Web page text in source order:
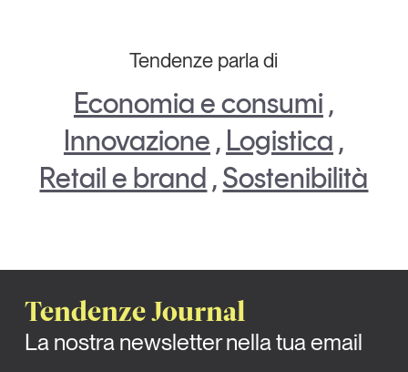
Tendenze parla di
Economia e consumi ,
Innovazione , Logistica ,
Retail e brand ,Sostenibilità
Tendenze Journal
La nostra newsletter nella tua email